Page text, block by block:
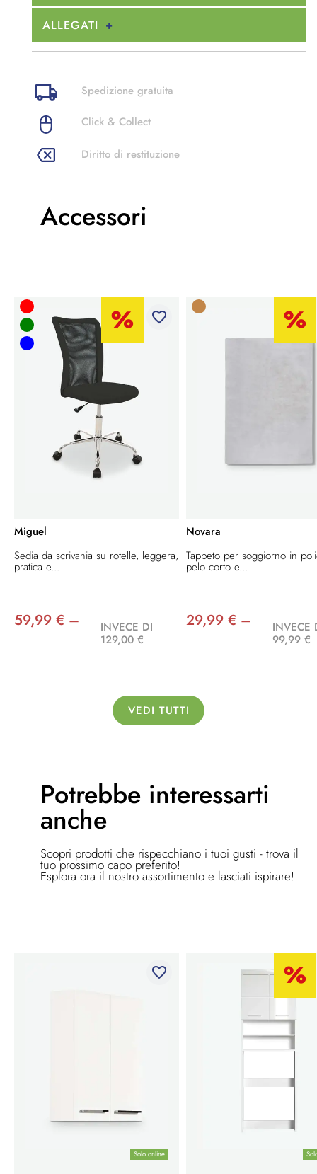
ALLEGATI
Spedizione gratuita
Click & Collect
Diritto di restituzione
Accessori
favorite_border
Miguel
Sedia da scrivania su rotelle, leggera,
pratica e...
59,99 € –
INVECE DI
129,00 €
Novara
Tappeto per soggiorno in
pelo corto e...
29,99 € –
INVECE
99,99 €
VEDI TUTTI
Potrebbe interessarti
anche
Scopri prodotti che rispecchiano i tuoi gusti - trova il
tuo prossimo capo preferito!
Esplora ora il nostro assortimento e lasciati ispirare!
Solo online
favorite_border